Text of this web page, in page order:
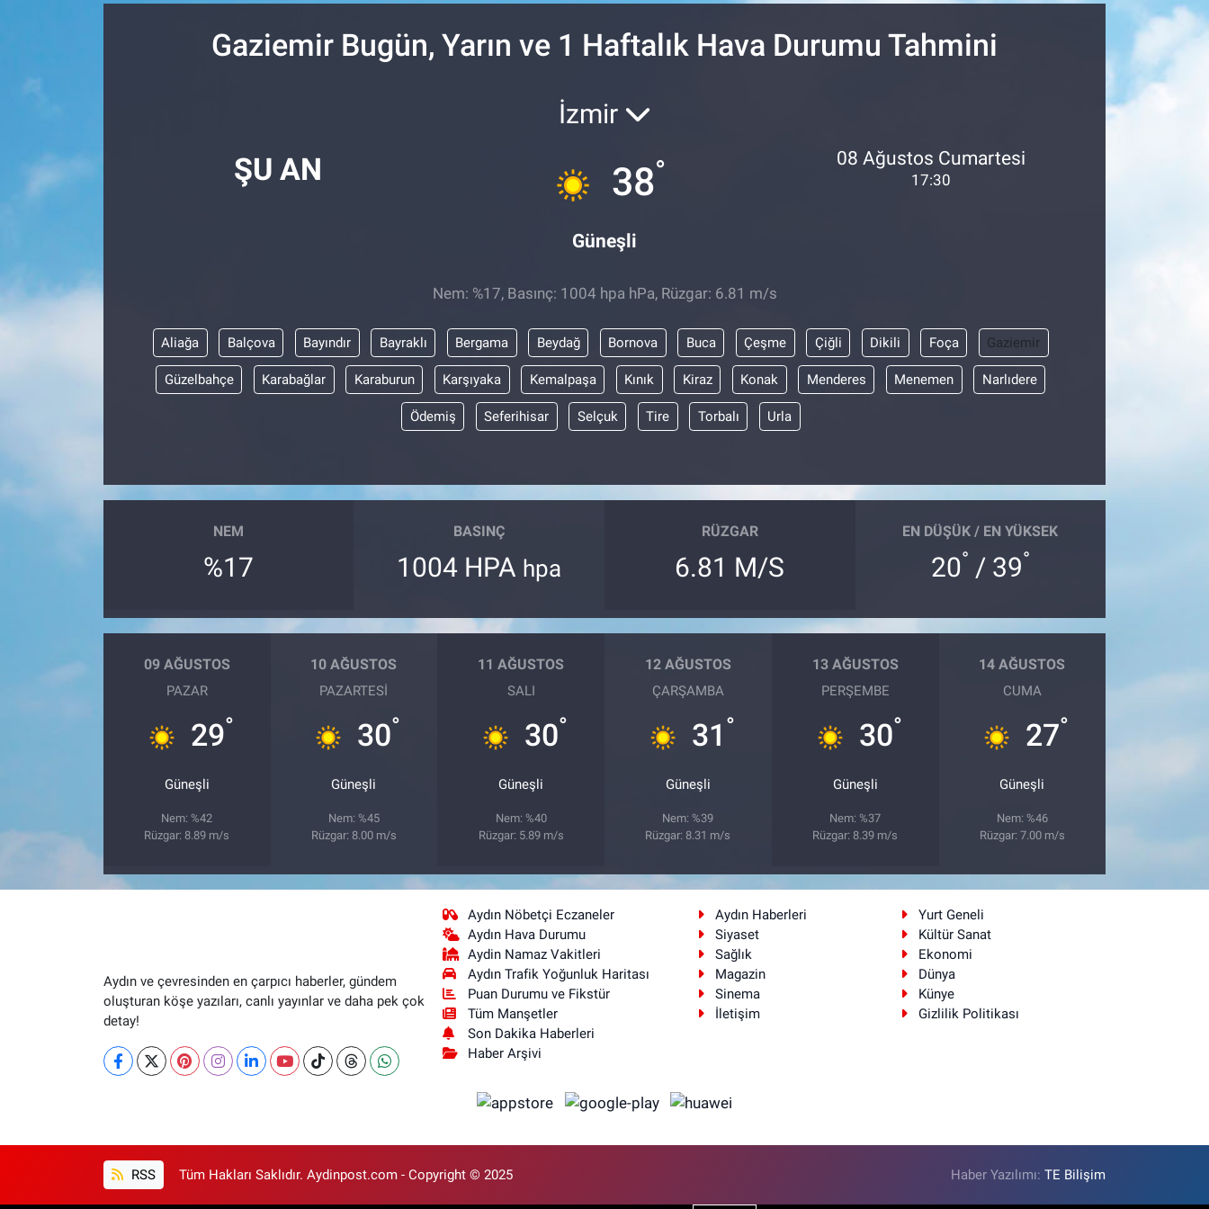
Gaziemir Bugün, Yarın ve 1 Haftalık Hava Durumu Tahmini
ŞU AN
İzmir
38°
Güneşli
08 Ağustos Cumartesi
17:30
Nem: %17, Basınç: 1004 hpa hPa, Rüzgar: 6.81 m/s
Aliağa Balçova Bayındır Bayraklı Bergama Beydağ Bornova Buca Çeşme Çiğli Dikili Foça Gaziemir
Güzelbahçe Karabağlar Karaburun Karşıyaka Kemalpaşa Kınık Kiraz Konak Menderes Menemen Narlıdere
Ödemiş Seferihisar Selçuk Tire Torbalı Urla
NEM
%17
BASINÇ
1004 HPA hpa
RÜZGAR
6.81 M/S
EN DÜŞÜK / EN YÜKSEK
20° / 39°
09 AĞUSTOS
PAZAR
29°
Güneşli
Nem: %42
Rüzgar: 8.89 m/s
10 AĞUSTOS
PAZARTESI
30°
Güneşli
Nem: %45
Rüzgar: 8.00 m/s
11 AĞUSTOS
SALI
30°
Güneşli
Nem: %40
Rüzgar: 5.89 m/s
12 AĞUSTOS
ÇARŞAMBA
31 °
Güneşli
Nem: %39
Rüzgar: 8.31 m/s
13 AĞUSTOS
PERŞEMBE
30°
Güneşli
Nem: %37
Rüzgar: 8.39 m/s
14 AĞUSTOS
CUMA
27°
Güneşli
Nem: %46
Rüzgar: 7.00 m/s
Aydın ve çevresinden en çarpıcı haberler, gündem
oluşturan köşe yazıları, canlı yayınlar ve daha pek çok
detay!
Aydın Nöbetçi Eczaneler
Aydın Hava Durumu
Aydin Namaz Vakitleri
Aydın Trafik Yoğunluk Haritası
Puan Durumu ve Fikstür
Tüm Manşetler
Son Dakika Haberleri
Haber Arşivi
Aydın Haberleri
Yurt Geneli
Siyaset
Kültür Sanat
Sağlık
Ekonomi
Magazin
Dünya
Sinema
Künye
İletişim
Gizlilik Politikası
RSS Tüm Hakları Saklıdır. Aydinpost.com - Copyright © 2025 Haber Yazılımı:TE Bilişim